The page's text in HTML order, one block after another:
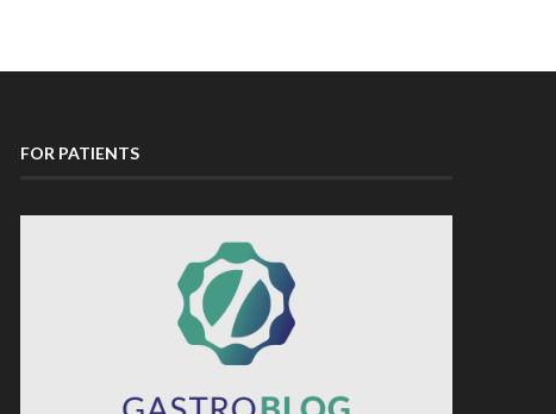
FOR PATIENTS